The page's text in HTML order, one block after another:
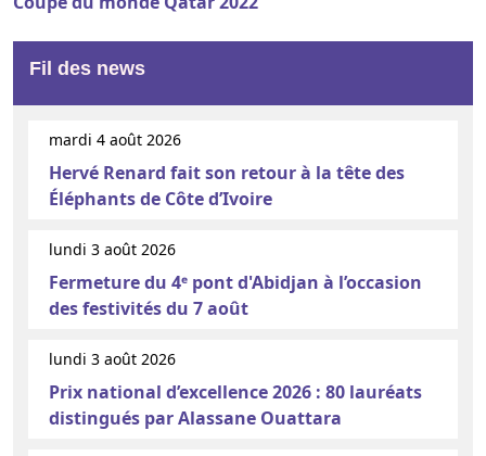
Fil des news
mardi 4 août 2026
Hervé Renard fait son retour à la tête des
Éléphants de Côte d’Ivoire
lundi 3 août 2026
Fermeture du 4ᵉ pont d'Abidjan à l’occasion
des festivités du 7 août
lundi 3 août 2026
Prix national d’excellence 2026 : 80 lauréats
distingués par Alassane Ouattara